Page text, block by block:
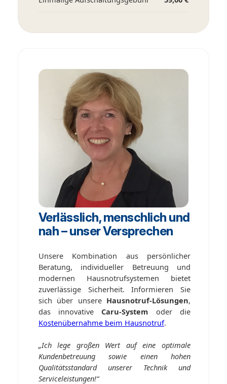
Verlässlich, menschlich und
nah – unser Versprechen
Unsere Kombination aus persönlicher
Beratung, individueller Betreuung und
modernen Hausnotrufsystemen bietet
zuverlässige Sicherheit. Informieren Sie
sich über unsere Hausnotruf-Lösungen,
das innovativeCaru-System oder die
Kostenübernahme beim Hausnotruf.
„Ich lege großen Wert auf eine optimale
Kundenbetreuung sowie einen hohen
Qualitätsstandard unserer Technik und
Serviceleistungen!“